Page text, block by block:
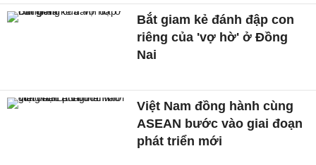
Bắt giam kẻ đánh đập con
riêng của 'vợ hờ' ở Đồng
Nai
Việt Nam đồng hành cùng
ASEAN bước vào giai đoạn
phát triển mới